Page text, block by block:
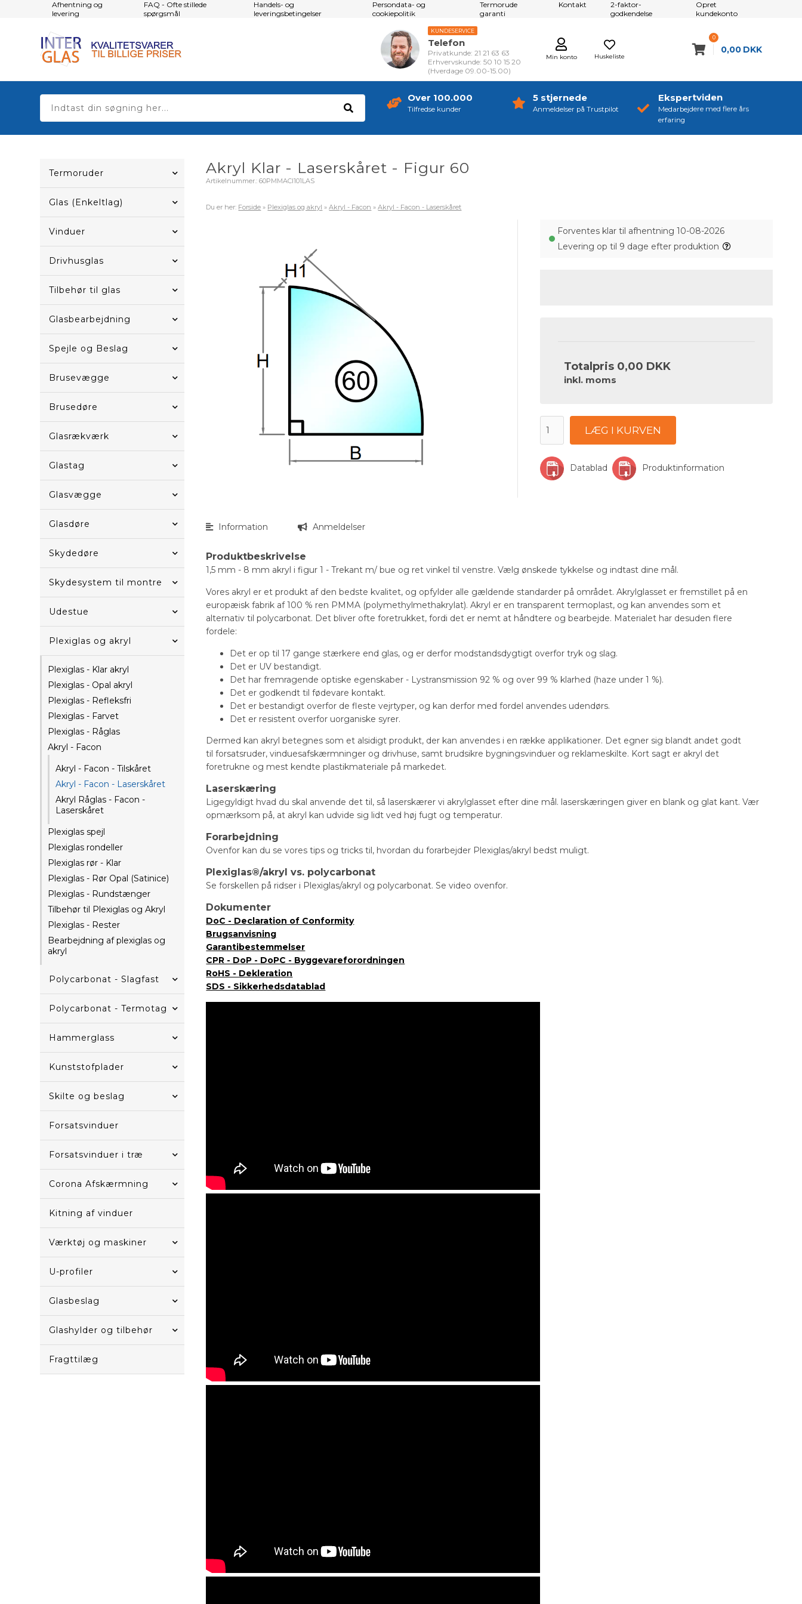
Afhentning og
levering
FAQ - Ofte stillede
spørgsmål
Handels- og
leveringsbetingelser
Persondata- og
cookiepolitik
Termorude
garanti
Kontakt
2-faktor-
godkendelse
Opret
kundekonto
Huskeliste
Min konto
KUNDESERVICE
Telefon
Privatkunde: 21 21 63 63
Erhvervskunde: 50 10 15 20
(Hverdage 09.00-15.00)
0
0,00 DKK
Over 100.000
Tilfredse kunder
5 stjernede
Anmeldelser på Trustpilot
Ekspertviden
Medarbejdere med flere års
erfaring
Termoruder
Glas (Enkeltlag)
Vinduer
Drivhusglas
Tilbehør til glas
Glasbearbejdning
Spejle og Beslag
Brusevægge
Brusedøre
Glasrækværk
Glastag
Glasvægge
Glasdøre
Skydedøre
Skydesystem til montre
Udestue
Plexiglas og akryl
Plexiglas - Klar akryl
Plexiglas - Opal akryl
Plexiglas - Refleksfri
Plexiglas - Farvet
Plexiglas - Råglas
Akryl - Facon
Akryl - Facon - Tilskåret
Akryl - Facon - Laserskåret
Akryl Råglas - Facon -
Laserskåret
Plexiglas spejl
Plexiglas rondeller
Plexiglas rør - Klar
Plexiglas - Rør Opal (Satinice)
Plexiglas - Rundstænger
Tilbehør til Plexiglas og Akryl
Plexiglas - Rester
Bearbejdning af plexiglas og
akryl
Polycarbonat - Slagfast
Polycarbonat - Termotag
Hammerglass
Kunststofplader
Skilte og beslag
Forsatsvinduer
Forsatsvinduer i træ
Corona Afskærmning
Kitning af vinduer
Værktøj og maskiner
U-profiler
Glasbeslag
Glashylder og tilbehør
Fragttilæg
Akryl Klar - Laserskåret - Figur 60
Artikelnummer.:60PMMACl101LAS
Du er her: Forside » Plexiglas og akryl »Akryl - Facon »Akryl - Facon - Laserskåret
Forventes klar til afhentning 10-08-2026
Levering op til 9 dage efter produktion
Totalpris 0,00 DKK
inkl. moms
LÆG I KURVEN
Datablad Produktinformation
Information Anmeldelser
Produktbeskrivelse
1,5 mm - 8 mm akryl i figur 1 - Trekant m/ bue og ret vinkel til venstre. Vælg ønskede tykkelse og indtast dine mål.
Vores akryl er et produkt af den bedste kvalitet, og opfylder alle gældende standarder på området. Akrylglasset er fremstillet på en
europæisk fabrik af 100 % ren PMMA (polymethylmethakrylat). Akryl er en transparent termoplast, og kan anvendes som et
alternativ til polycarbonat. Det bliver ofte foretrukket, fordi det er nemt at håndtere og bearbejde. Materialet har desuden flere
fordele:
Det er op til 17 gange stærkere end glas, og er derfor modstandsdygtigt overfor tryk og slag.
Det er UV bestandigt.
Det har fremragende optiske egenskaber - Lystransmission 92 % og over 99 % klarhed (haze under 1 %).
Det er godkendt til fødevare kontakt.
Det er bestandigt overfor de fleste vejrtyper, og kan derfor med fordel anvendes udendørs.
Det er resistent overfor uorganiske syrer.
Dermed kan akryl betegnes som et alsidigt produkt, der kan anvendes i en række applikationer. Det egner sig blandt andet godt
til forsatsruder, vinduesafskærmninger og drivhuse, samt brudsikre bygningsvinduer og reklameskilte. Kort sagt er akryl det
foretrukne og mest kendte plastikmateriale på markedet.
Laserskæring
Ligegyldigt hvad du skal anvende det til, så laserskærer vi akrylglasset efter dine mål. laserskæringen giver en blank og glat kant. Vær
opmærksom på, at akryl kan udvide sig lidt ved høj fugt og temperatur.
Forarbejdning
Ovenfor kan du se vores tips og tricks til, hvordan du forarbejder Plexiglas/akryl bedst muligt.
Plexiglas®/akryl vs. polycarbonat
Se forskellen på ridser i Plexiglas/akryl og polycarbonat. Se video ovenfor.
Dokumenter
DoC - Declaration of Conformity
Brugsanvisning
Garantibestemmelser
CPR - DoP - DoPC - Byggevareforordningen
RoHS - Dekleration
SDS - Sikkerhedsdatablad